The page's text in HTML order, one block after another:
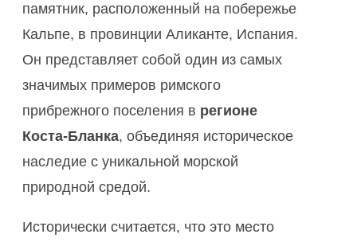
памятник, расположенный на побережье
Кальпе, в провинции Аликанте, Испания.
Он представляет собой один из самых
значимых примеров римского
прибрежного поселения в регионе
Коста-Бланка, объединяя историческое
наследие с уникальной морской
природной средой.
Исторически считается, что это место